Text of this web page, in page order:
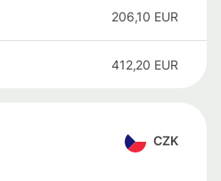
206,10 EUR
412,20 EUR
CZK